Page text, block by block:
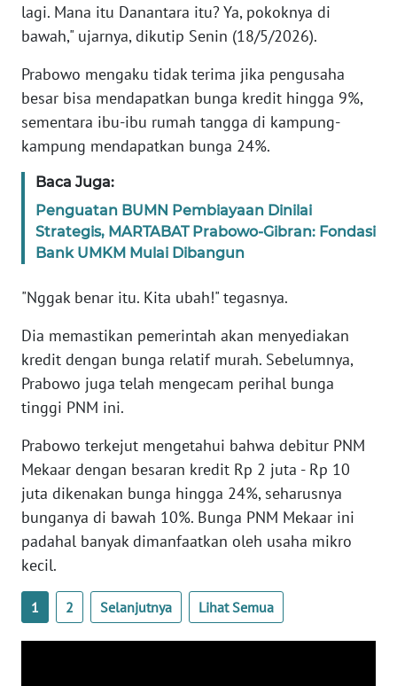
lagi. Mana itu Danantara itu? Ya, pokoknya di
bawah," ujarnya, dikutip Senin (18/5/2026).
Prabowo mengaku tidak terima jika pengusaha
besar bisa mendapatkan bunga kredit hingga 9%,
sementara ibu-ibu rumah tangga di kampung-
kampung mendapatkan bunga 24%.
Baca Juga:
Penguatan BUMN Pembiayaan Dinilai
Strategis, MARTABAT Prabowo-Gibran: Fondasi
Bank UMKM Mulai Dibangun
"Nggak benar itu. Kita ubah!" tegasnya.
Dia memastikan pemerintah akan menyediakan
kredit dengan bunga relatif murah. Sebelumnya,
Prabowo juga telah mengecam perihal bunga
tinggi PNM ini.
Prabowo terkejut mengetahui bahwa debitur PNM
Mekaar dengan besaran kredit Rp 2 juta - Rp 10
juta dikenakan bunga hingga 24%, seharusnya
bunganya di bawah 10%. Bunga PNM Mekaar ini
padahal banyak dimanfaatkan oleh usaha mikro
kecil.
1 2 Selanjutnya Lihat Semua
Wahana
News
WN
SUMUT
JAKARTA
WN
JABAR
WN
WN
NTT
KEPRI
WN
PAPUA
WN
BARAT